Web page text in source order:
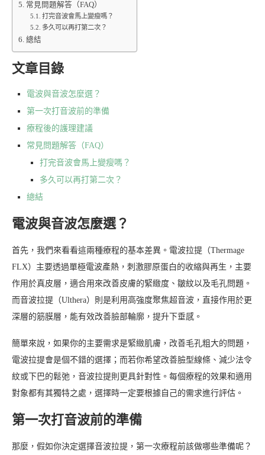
常見問題解答（FAQ）
打完音波會馬上變瘦嗎？
多久可以再打第二次？
總結
文章目錄
電波與音波怎麼選？
第一次打音波前的準備
療程後的護理建議
常見問題解答（FAQ）
打完音波會馬上變瘦嗎？
多久可以再打第二次？
總結
電波與音波怎麼選？
首先，我們來看看這兩種療程的基本差異。電波拉提（Thermage
FLX）主要透過單極電波產熱，刺激膠原蛋白的收縮與再生，主要
作用於真皮層，適合用來改善皮膚的緊緻度、皺紋以及毛孔問題。
而音波拉提（Ulthera）則是利用高強度聚焦超音波，直接作用於更
深層的筋膜層，能有效改善臉部輪廓，提升下垂感。
簡單來說，如果你的主要需求是緊緻肌膚，改善毛孔粗大的問題，
電波拉提會是個不錯的選擇；而若你希望改善臉型線條、減少法令
紋或下巴的鬆弛，音波拉提則更具針對性。每個療程的效果和適用
對象都有其獨特之處，選擇時一定要根據自己的需求進行評估。
第一次打音波前的準備
那麼，假如你決定選擇音波拉提，第一次療程前該做哪些準備呢？